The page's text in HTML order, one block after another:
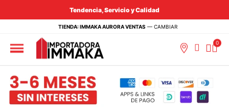
Tendencia, Servicio y Calidad
TIENDA: IMMAKA AURORA VENTAS — CAMBIAR